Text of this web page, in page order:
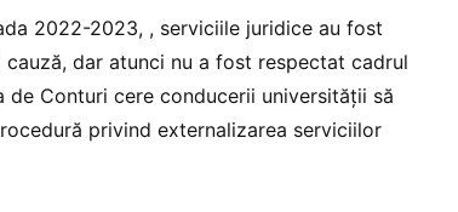
2022-2023, , serviciile juridice au fost
dar atunci nu a fost respectat cadrul
de Conturi cere conducerii universității să
privind externalizarea serviciilor